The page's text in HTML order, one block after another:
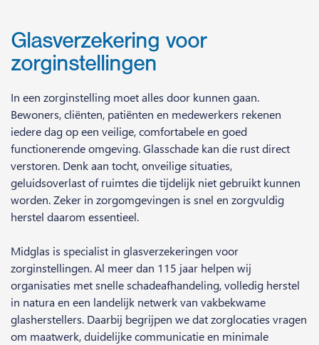
Glasverzekering voor
zorginstellingen
In een zorginstelling moet alles door kunnen gaan.
Bewoners, cliënten, patiënten en medewerkers rekenen
iedere dag op een veilige, comfortabele en goed
functionerende omgeving. Glasschade kan die rust direct
verstoren. Denk aan tocht, onveilige situaties,
geluidsoverlast of ruimtes die tijdelijk niet gebruikt kunnen
worden. Zeker in zorgomgevingen is snel en zorgvuldig
herstel daarom essentieel.
Midglas is specialist in glasverzekeringen voor
zorginstellingen. Al meer dan 115 jaar helpen wij
organisaties met snelle schadeafhandeling, volledig herstel
in natura en een landelijk netwerk van vakbekwame
glasherstellers. Daarbij begrijpen we dat zorglocaties vragen
om maatwerk, duidelijke communicatie en minimale